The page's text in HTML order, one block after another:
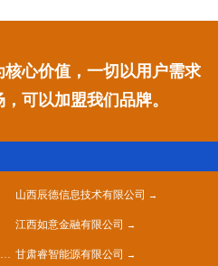
心价值，一切以用户需求
可以加盟我们品牌。
山西辰德信息技术有限公司
江西如意金融有限公司
重庆沙坪坝区永泰信息技术集团有限公司 甘肃睿智能源有限公司